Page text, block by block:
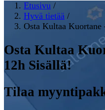
Etusivu /
Hyvä tietää /
Osta Kultaa Kuortane
Osta Kultaa
12h Sisällä!
Tilaa